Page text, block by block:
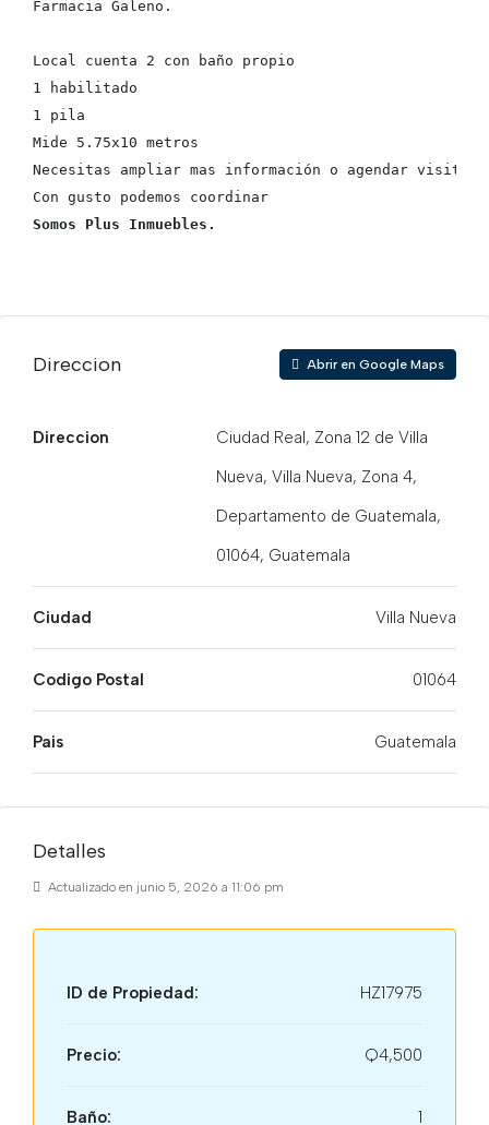
Farmacia Galeno.
Local cuenta 2 con baño propio
1 habilitado
1 pila
Mide 5.75x10 metros
Necesitas ampliar mas información o agendar visita
Somos Plus Inmuebles.
Direccion Abrir en Google Maps
Direccion
Ciudad Real, Zona 12 de Villa
Nueva, Villa Nueva, Zona 4,
Departamento de Guatemala,
01064, Guatemala
Ciudad Villa Nueva
Codigo Postal 01064
Pais Guatemala
Detalles
Actualizado en junio 5, 2026 a 11:06 pm
ID de Propiedad: HZ17975
Precio: Q4,500
Baño: 1